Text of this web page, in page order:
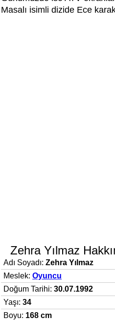
Masalı isimli dizide Ece
Zehra Yılmaz
Adı Soyadı: Zehra Yılmaz
Meslek: Oyuncu
Doğum Tarihi: 30.07.1992
Yaşı: 34
Boyu: 168 cm